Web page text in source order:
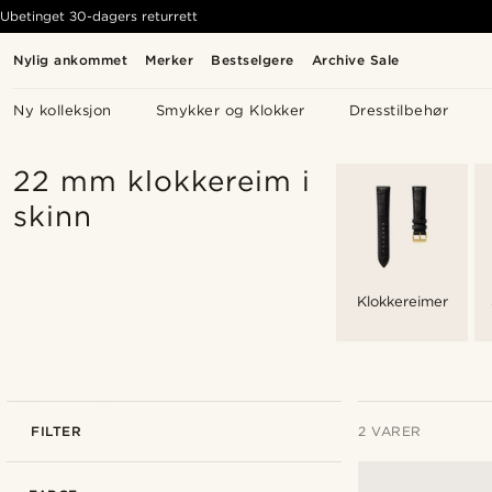
Nylig ankommet Merker Bestselgere Archive Sale
Ny kolleksjon Smykker og Klokker Dresstilbehør
Ubetinget 30-dagers returrett
22 mm klokkereim i
skinn
Klokkereimer
FILTER 2 VARER